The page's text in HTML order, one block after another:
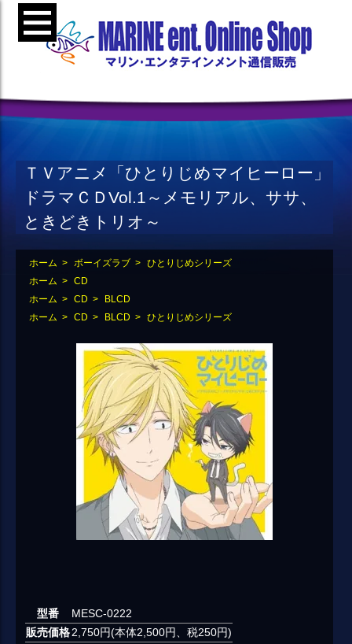
ＴＶアニメ「ひとりじめマイヒーロー」
ドラマＣＤVol.1～メモリアル、ササ、
ときどきトリオ～
ホーム > ボーイズラブ > ひとりじめシリーズ
ホーム > CD
ホーム > CD >
BLCD
ホーム > CD > BLCD > ひとりじめシリーズ
型番
MESC-0222
販売価格2,750円(本体2,500円、税250円)